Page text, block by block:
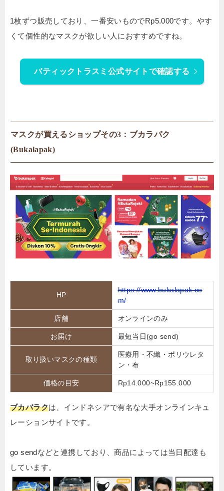
1枚ずつ販売しており、一番安いものでRp5.000です。やす
くて個性的なマスクが欲しい人におすすめですね。
バティックトラスミ公式サイトで確認する
マスクが買えるショップその3：ブカラパク
(Bukalapak)
HP
https://www.bukalapak.co
m/
店舗 オンラインのみ
お届け 最短当日(go send)
取り扱いマスクの種類
医療用・不織・ポリウレタ
ン・布
価格の目安 Rp14.000~Rp155.000
ブカバラクは、インドネシアで有名な大手オンラインキュ
レーションサイトです。
go sendなどと連携しており、商品によっては当日配達も
しています。